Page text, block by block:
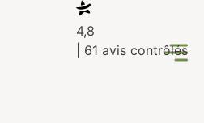
4,8
| 61 avis contrôlés